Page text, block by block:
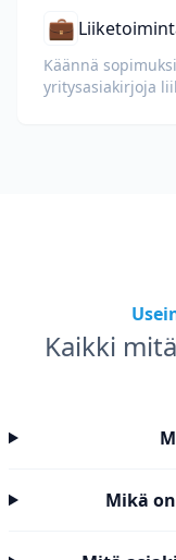
💼
Käännä
yritysasiakirjoja
Kaikki
Mikä